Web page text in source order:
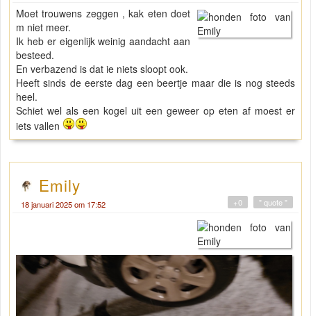
Moet trouwens zeggen , kak eten doet
m niet meer.
Ik heb er eigenlijk weinig aandacht aan
besteed.
En verbazend is dat ie niets sloopt ook.
Heeft sinds de eerste dag een beertje maar die is nog steeds
heel.
Schiet wel als een kogel uit een geweer op eten af moest er
iets vallen
Emily
18 januari 2025 om 17:52 " quote "
+0